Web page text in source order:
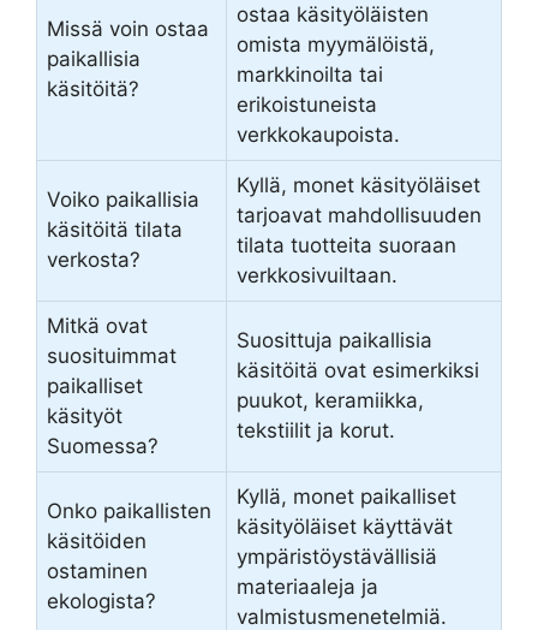
Missä voin ostaa
paikallisia
käsitöitä?
ostaa käsityöläisten
omista myymälöistä,
markkinoilta tai
erikoistuneista
verkkokaupoista.
Voiko paikallisia
käsitöitä tilata
verkosta?
Kyllä, monet käsityöläiset
tarjoavat mahdollisuuden
tilata tuotteita suoraan
verkkosivuiltaan.
Mitkä ovat
suosituimmat
paikalliset
käsityöt
Suomessa?
Suosittuja paikallisia
käsitöitä ovat esimerkiksi
puukot, keramiikka,
tekstiilit ja korut.
Onko paikallisten
käsitöiden
ostaminen
ekologista?
Kyllä, monet paikalliset
käsityöläiset käyttävät
ympäristöystävällisiä
materiaaleja ja
valmistusmenetelmiä.